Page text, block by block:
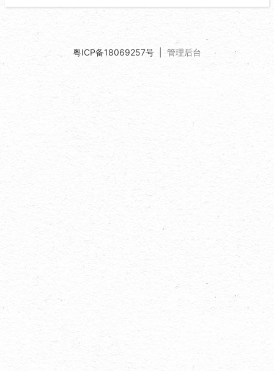
粤ICP备18069257号 管理后台